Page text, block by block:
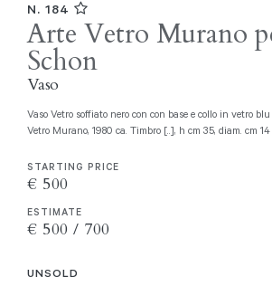
N. 184
Arte Vetro Murano
Schon
Vaso
Vaso Vetro soffiato nero con con base e collo in vetro blu applicati a caldo. Arte
Vetro Murano, 1980 ca. Timbro [..], h cm 35, diam. cm 14
STARTING PRICE
€ 500
ESTIMATE
€ 500 / 700
UNSOLD